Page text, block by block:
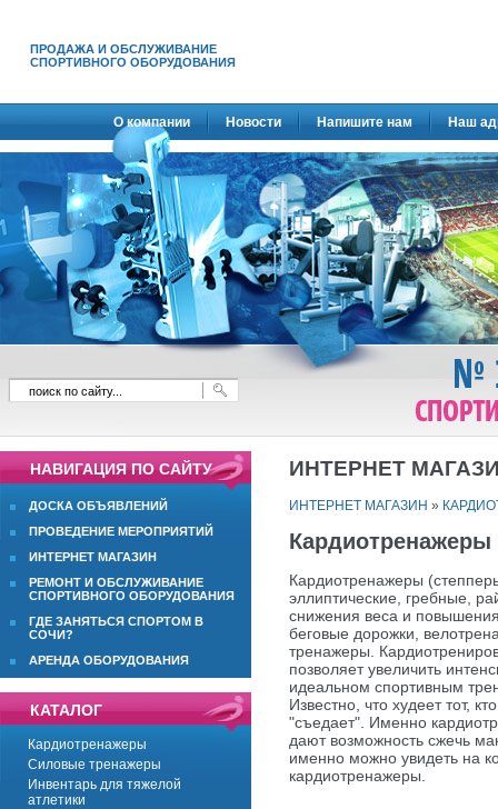
ПРОДАЖА И ОБСЛУЖИВАНИЕ
СПОРТИВНОГО ОБОРУДОВАНИЯ
О компании Новости Напишите нам Наш
ИНТЕРНЕТ
ИНТЕРНЕТ МАГАЗИН »
Кардиотренажеры
Кардиотренажеры
эллиптические, гребные,
снижения веса и
беговые дорожки,
тренажеры.
позволяет увеличить
идеальном спортивным
Известно, что худеет тот,
"съедает". Именно
дают возможность сжечь
именно можно увидеть на
кардиотренажеры.
НАВИГАЦИЯ ПО САЙТУ
ДОСКА ОБЪЯВЛЕНИЙ
ПРОВЕДЕНИЕ МЕРОПРИЯТИЙ
ИНТЕРНЕТ МАГАЗИН
РЕМОНТ И ОБСЛУЖИВАНИЕ
СПОРТИВНОГО ОБОРУДОВАНИЯ
ГДЕ ЗАНЯТЬСЯ СПОРТОМ В
СОЧИ?
АРЕНДА ОБОРУДОВАНИЯ
КАТАЛОГ
Кардиотренажеры
Силовые тренажеры
Инвентарь для тяжелой
атлетики